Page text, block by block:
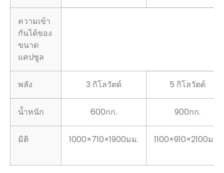
ความเข้า
กันได้ของ
ขนาด
แคปซูล
พลัง 3 กิโลวัตต์ 5 กิโลวัตต์
น้ำหนัก 600กก. 900กก.
มิติ 1000×710×1900มม. 1100×910×2100มม.